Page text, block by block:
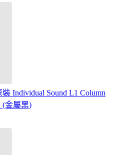
Individual Sound L1 Column
(金屬黑)